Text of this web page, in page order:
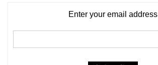
Enter your email address